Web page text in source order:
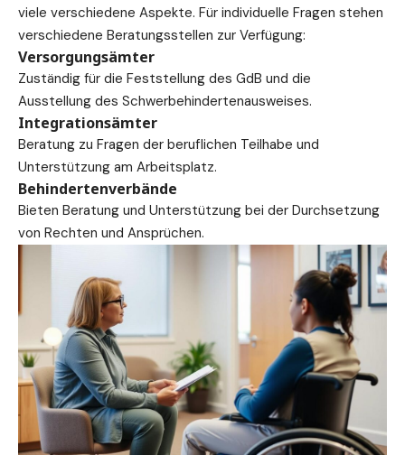
viele verschiedene Aspekte. Für individuelle Fragen stehen
verschiedene Beratungsstellen zur Verfügung:
Versorgungsämter
Zuständig für die Feststellung des GdB und die
Ausstellung des Schwerbehindertenausweises.
Integrationsämter
Beratung zu Fragen der beruflichen Teilhabe und
Unterstützung am Arbeitsplatz.
Behindertenverbände
Bieten Beratung und Unterstützung bei der Durchsetzung
von Rechten und Ansprüchen.